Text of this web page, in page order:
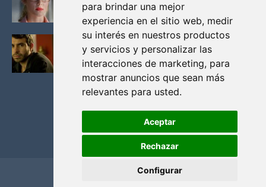
para brindar una mejor
experiencia en el sitio web, medir
su interés en nuestros productos
y servicios y personalizar las
interacciones de marketing, para
mostrar anuncios que sean más
relevantes para usted.
Aceptar
Rechazar
Configurar
Noviembre 30, 2013
BLACK MIRROR: TODA TU HISTORIA. EPISODIO 3.
LA CRITICA
Mayo 17, 2012
Privacidad y cookies Contacto